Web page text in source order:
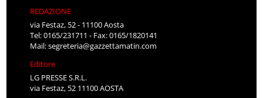
REDAZIONE
via Festaz, 52 - 11100 Aosta
Tel: 0165/231711 - Fax: 0165/1820141
Mail:segreteria@gazzettamatin.com
Editore
LG PRESSE S.R.L.
via Festaz, 52 11100 AOSTA